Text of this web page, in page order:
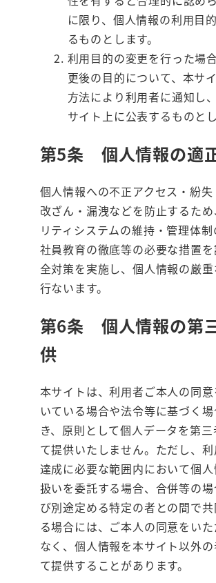
に限り、個人情報の利用目
るものとします。
利用目的の変更を行った場
更後の目的について、本サ
方法により利用者に通知し
サイト上に公表するものとし
第5条 個人情報の適
個人情報への不正アクセス・紛失
改ざん・漏洩などを防止するため
リティシステムの維持・管理体制
社員教育の徹底等の必要な措置
全対策を実施し、個人情報の厳
行ないます。
第6条 個人情報の第
供
本サイトは、利用者ご本人の同
いている場合や法令等に基づく
き、原則として個人データを第
て提供いたしません。ただし、
達成に必要な範囲内において個
扱いを委託する場合、合併等の場
び別途定める特定の者との間で
る場合には、ご本人の同意をい
なく、個人情報を本サイト以外
て提供することがあります。